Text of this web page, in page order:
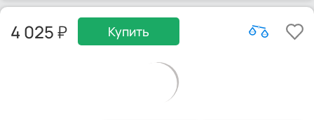
4 025 Купить